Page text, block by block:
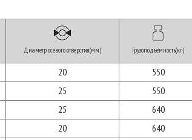
Диаметр осевого отверстия(мм) Грузоподъёмность(кг)
20 550
25 550
25 640
20 640